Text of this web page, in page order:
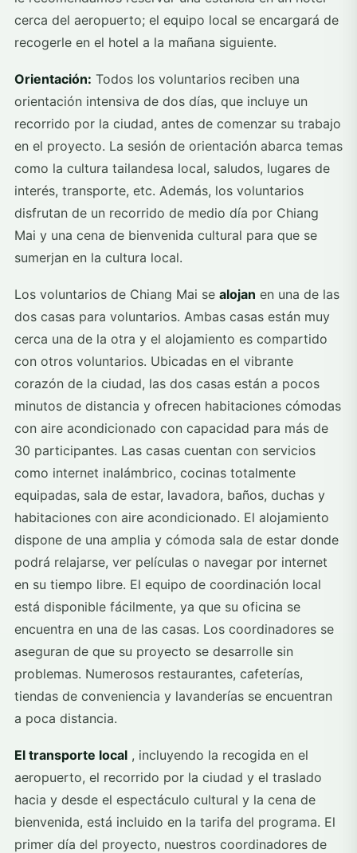
cerca del aeropuerto; el equipo local se encargará de
recogerle en el hotel a la mañana siguiente.
Orientación: Todos los voluntarios reciben una
orientación intensiva de dos días, que incluye un
recorrido por la ciudad, antes de comenzar su trabajo
en el proyecto. La sesión de orientación abarca temas
como la cultura tailandesa local, saludos, lugares de
interés, transporte, etc. Además, los voluntarios
disfrutan de un recorrido de medio día por Chiang
Mai y una cena de bienvenida cultural para que se
sumerjan en la cultura local.
Los voluntarios de Chiang Mai se alojan en una de las
dos casas para voluntarios. Ambas casas están muy
cerca una de la otra y el alojamiento es compartido
con otros voluntarios. Ubicadas en el vibrante
corazón de la ciudad, las dos casas están a pocos
minutos de distancia y ofrecen habitaciones cómodas
con aire acondicionado con capacidad para más de
30 participantes. Las casas cuentan con servicios
como internet inalámbrico, cocinas totalmente
equipadas, sala de estar, lavadora, baños, duchas y
habitaciones con aire acondicionado. El alojamiento
dispone de una amplia y cómoda sala de estar donde
podrá relajarse, ver películas o navegar por internet
en su tiempo libre. El equipo de coordinación local
está disponible fácilmente, ya que su oficina se
encuentra en una de las casas. Los coordinadores se
aseguran de que su proyecto se desarrolle sin
problemas. Numerosos restaurantes, cafeterías,
tiendas de conveniencia y lavanderías se encuentran
a poca distancia.
El transporte local , incluyendo la recogida en el
aeropuerto, el recorrido por la ciudad y el traslado
hacia y desde el espectáculo cultural y la cena de
bienvenida, está incluido en la tarifa del programa. El
primer día del proyecto, nuestros coordinadores de